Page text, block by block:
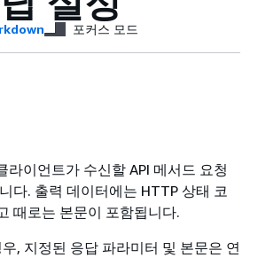
포커스 모드
라이언트가 수신할 API 메서드 요청
다. 출력 데이터에는 HTTP 상태 코
때로는 본문이 포함됩니다.
, 지정된 응답 파라미터 및 본문은 연